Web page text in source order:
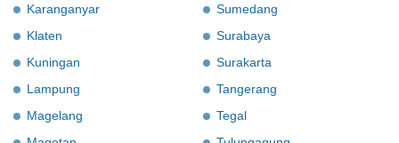
Karanganyar
Klaten
Kuningan
Lampung
Magelang
Sumedang
Surabaya
Surakarta
Tangerang
Tegal